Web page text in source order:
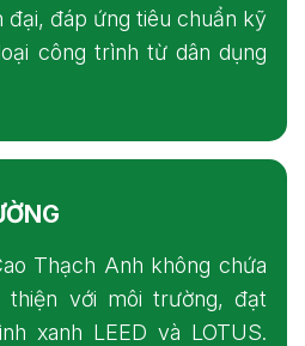
đại, đáp ứng tiêu chuẩn kỹ
công trình từ dân dụng
Thạch Anh không chứa
thiện với môi trường, đạt
xanh LEED và LOTUS.